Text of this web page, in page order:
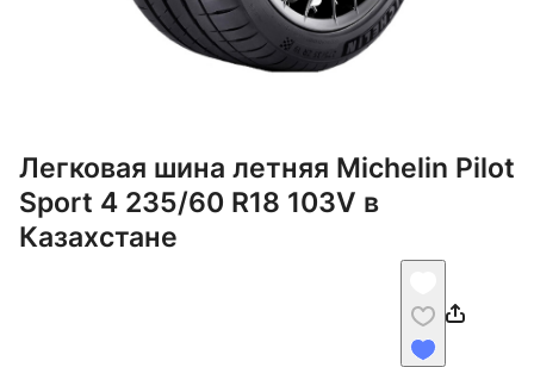
Легковая шина летняя Michelin Pilot
Sport 4 235/60 R18 103V в
Казахстане